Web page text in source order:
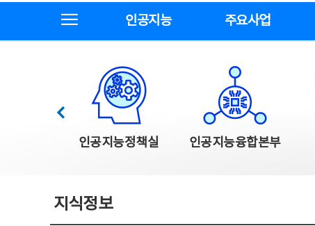
인공지능 주요사업
한국지능정보사회진흥원 주요사업
인공지능정책실 인공지능융합본부
이전
지식정보